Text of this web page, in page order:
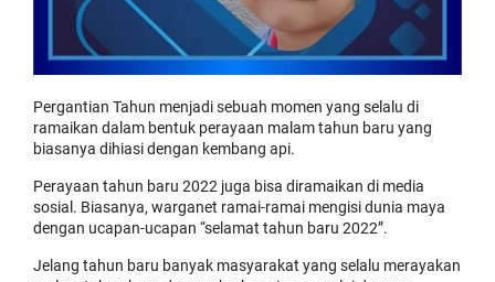
Pergantian Tahun menjadi sebuah momen yang selalu di
ramaikan dalam bentuk perayaan malam tahun baru yang
biasanya dihiasi dengan kembang api.
Perayaan tahun baru 2022 juga bisa diramaikan di media
sosial. Biasanya, warganet ramai-ramai mengisi dunia maya
dengan ucapan-ucapan “selamat tahun baru 2022”.
Jelang tahun baru banyak masyarakat yang selalu merayakan